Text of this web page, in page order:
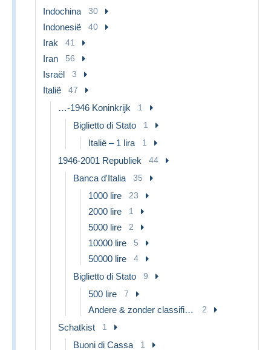
Indochina 30
Indonesië 40
Irak 41
Iran 56
Israël 3
Italië 47
…-1946 Koninkrijk 1
Biglietto di Stato 1
Italië – 1 lira 1
1946-2001 Republiek 44
Banca d'Italia 35
1000 lire 23
2000 lire 1
5000 lire 2
10000 lire 5
50000 lire 4
Biglietto di Stato 9
500 lire 7
Andere & zonder classificatie 2
Schatkist 1
Buoni di Cassa 1